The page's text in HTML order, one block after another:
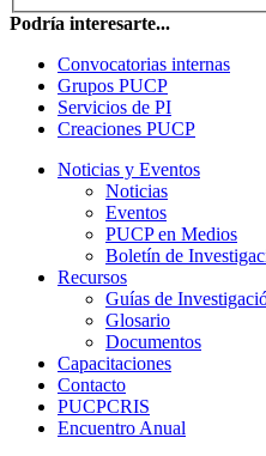
Podría interesarte...
Convocatorias internas
Grupos PUCP
Servicios de PI
Creaciones PUCP
Noticias y Eventos
Noticias
Eventos
PUCP en Medios
Boletín de
Recursos
Guías de
Glosario
Documentos
Capacitaciones
Contacto
PUCPCRIS
Encuentro Anual